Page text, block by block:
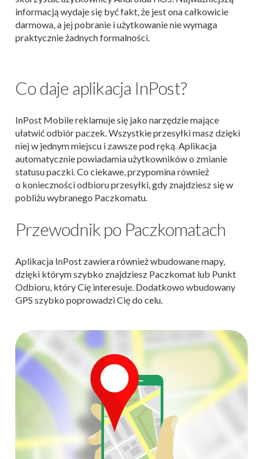
informacją wydaje się być fakt, że jest ona całkowicie
darmowa, a jej pobranie i użytkowanie nie wymaga
praktycznie żadnych formalności.
Co daje aplikacja InPost?
InPost Mobile reklamuje się jako narzędzie mające
ułatwić odbiór paczek. Wszystkie przesyłki masz dzięki
niej w jednym miejscu i zawsze pod ręką. Aplikacja
automatycznie powiadamia użytkowników o zmianie
statusu paczki. Co ciekawe, przypomina również
o konieczności odbioru przesyłki, gdy znajdziesz się w
pobliżu wybranego Paczkomatu.
Przewodnik po Paczkomatach
Aplikacja InPost zawiera również wbudowane mapy,
dzięki którym szybko znajdziesz Paczkomat lub Punkt
Odbioru, który Cię interesuje. Dodatkowo wbudowany
GPS szybko poprowadzi Cię do celu.